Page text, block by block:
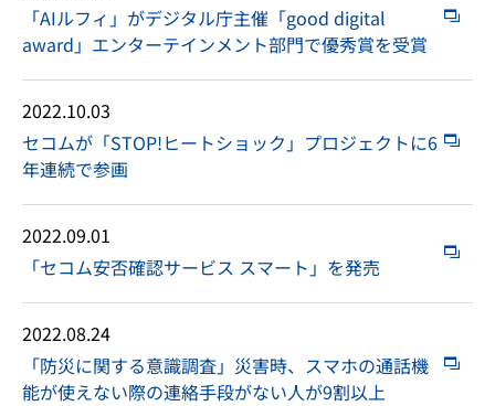
「AIルフィ」がデジタル庁主催「good digital
award」エンターテインメント部門で優秀賞を受賞
2022.10.03
セコムが「STOP!ヒートショック」プロジェクトに6
年連続で参画
2022.09.01
「セコム安否確認サービス スマート」を発売
2022.08.24
「防災に関する意識調査」災害時、スマホの通話機
能が使えない際の連絡手段がない人が9割以上